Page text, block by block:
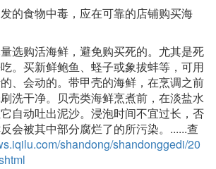
的食物中毒，应在可靠的店铺购买海
选购活海鲜，避免购买死的。尤其是死
。买新鲜鲍鱼、蛏子或象拔蚌等，可用
、会动的。带甲壳的海鲜，在烹调之前
洗干净。贝壳类海鲜烹煮前，在淡盐水
自动吐出泥沙。浸泡时间不宜过长，否
会被其中部分腐烂了的所污染。......查
shandong/shandonggedi/20